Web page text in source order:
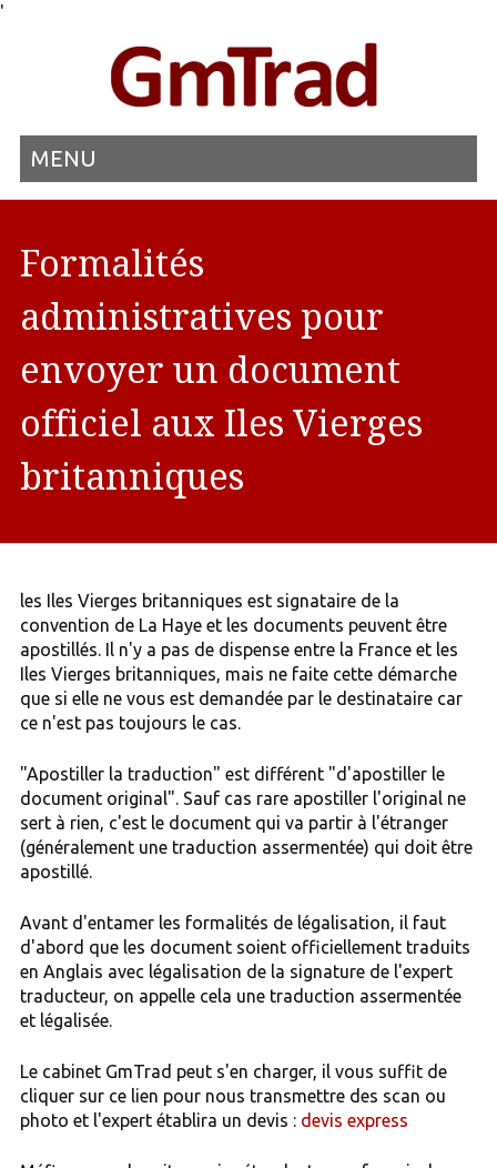
'
MENU
Formalités
administratives pour
envoyer un document
officiel aux Iles Vierges
britanniques
les Iles Vierges britanniques est signataire de la
convention de La Haye et les documents peuvent être
apostillés. Il n'y a pas de dispense entre la France et les
Iles Vierges britanniques, mais ne faite cette démarche
que si elle ne vous est demandée par le destinataire car
ce n'est pas toujours le cas.
"Apostiller la traduction" est différent "d'apostiller le
document original". Sauf cas rare apostiller l'original ne
sert à rien, c'est le document qui va partir à l'étranger
(généralement une traduction assermentée) qui doit être
apostillé.
Avant d'entamer les formalités de légalisation, il faut
d'abord que les document soient officiellement traduits
en Anglais avec légalisation de la signature de l'expert
traducteur, on appelle cela une traduction assermentée
et légalisée.
Le cabinet GmTrad peut s'en charger, il vous suffit de
cliquer sur ce lien pour nous transmettre des scan ou
photo et l'expert établira un devis : devis express